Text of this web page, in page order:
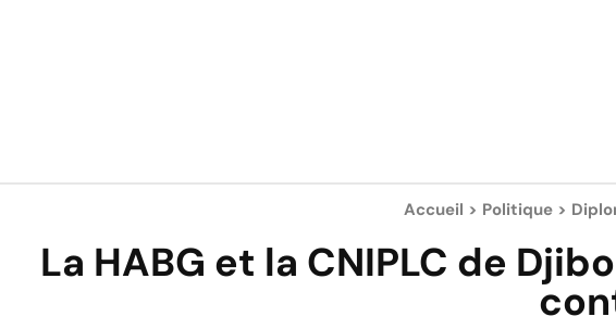
Accueil > Politique>
La HABG et la CNIPLC de